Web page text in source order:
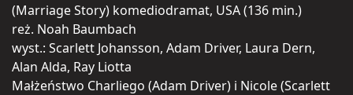
(Marriage Story) komediodramat, USA (136 min.)
reż. Noah Baumbach
wyst.: Scarlett Johansson, Adam Driver, Laura Dern,
Alan Alda, Ray Liotta
Małżeństwo Charliego (Adam Driver) i Nicole (Scarlett